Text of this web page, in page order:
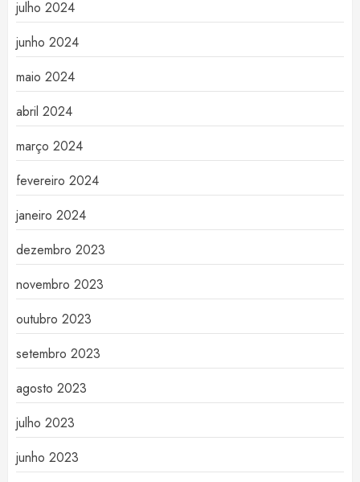
julho 2024
junho 2024
maio 2024
abril 2024
março 2024
fevereiro 2024
janeiro 2024
dezembro 2023
novembro 2023
outubro 2023
setembro 2023
agosto 2023
julho 2023
junho 2023